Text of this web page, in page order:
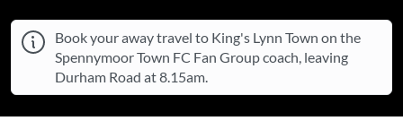
Book your away travel to King's Lynn Town on the
Spennymoor Town FC Fan Group coach, leaving
Durham Road at 8.15am.